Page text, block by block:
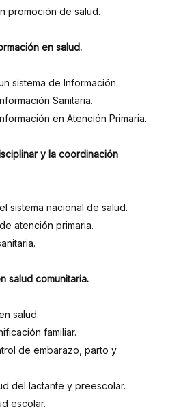
promoción de salud.
en salud.
sistema de Información.
Sanitaria.
en Atención Primaria.
y la coordinación
sistema nacional de salud.
atención primaria.
salud comunitaria.
salud.
familiar.
de embarazo, parto y
del lactante y preescolar.
escolar.